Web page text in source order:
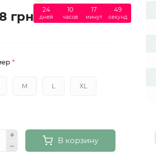
24
дней
10
часов
17
минут
48
секунд
грн
*
M L XL
В корзину